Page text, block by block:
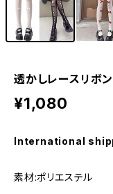
透かしレースリボ
¥1,080
International
素材:ポリエステル